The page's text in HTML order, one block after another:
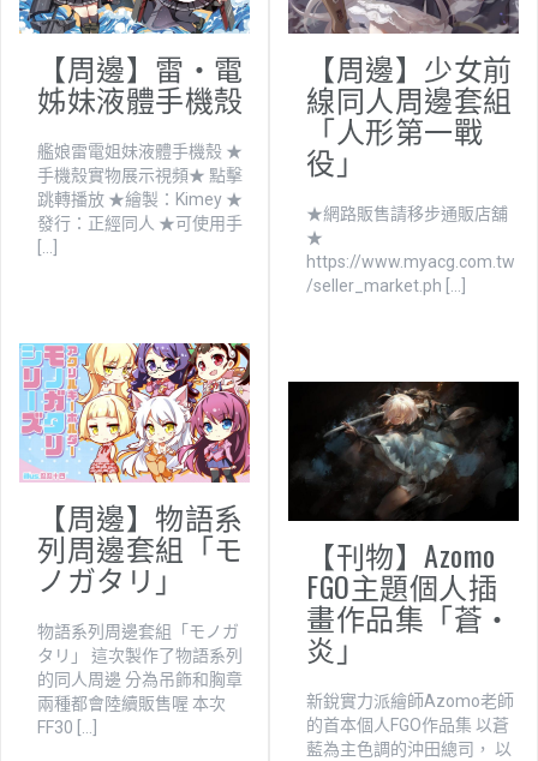
【周邊】雷・電
姊妹液體手機殼
艦娘雷電姐妹液體手機殼 ★
手機殼實物展示視頻★ 點擊
跳轉播放 ★繪製：Kimey ★
發行：正經同人 ★可使用手
[…]
【周邊】少女前
線同人周邊套組
「人形第一戰
役」
★網路販售請移步通販店舖
★
https://www.myacg.com.tw
/seller_market.ph […]
【周邊】物語系
列周邊套組「モ
ノガタリ」
物語系列周邊套組「モノガ
タリ」 這次製作了物語系列
的同人周邊 分為吊飾和胸章
兩種都會陸續販售喔 本次
FF30 […]
【刊物】Azomo
FGO主題個人插
畫作品集「蒼・
炎」
新銳實力派繪師Azomo老師
的首本個人FGO作品集 以蒼
藍為主色調的沖田總司， 以